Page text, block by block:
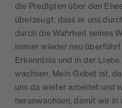
die Predigten über den
überzeugt, dass er uns
durch die Wahrheit seines
immer wieder neu
Erkenntnis und in der Liebe
wachsen. Mein Gebet ist,
uns da weiter arbeitet und
heranwachsen, damit wir in